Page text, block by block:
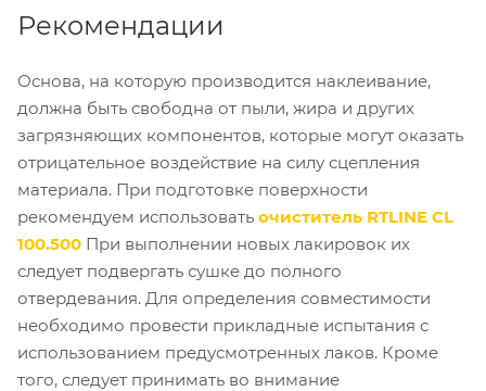
Рекомендации
Основа, на которую производится наклеивание,
должна быть свободна от пыли, жира и других
загрязняющих компонентов, которые могут оказать
отрицательное воздействие на силу сцепления
материала. При подготовке поверхности
рекомендуем использовать очиститель RTLINE CL
100.500 При выполнении новых лакировок их
следует подвергать сушке до полного
отвердевания. Для определения совместимости
необходимо провести прикладные испытания с
использованием предусмотренных лаков. Кроме
того, следует принимать во внимание